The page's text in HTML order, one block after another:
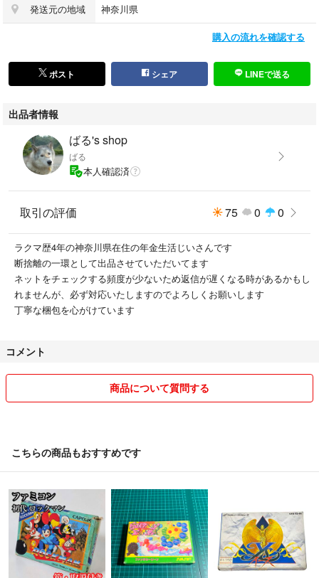
発送元の地域 神奈川県
購入の流れを確認する
ポスト シェア LINEで送る
出品者情報
ばる's shop
ばる
本人確認済
取引の評価 75 0 0
ラクマ歴4年の神奈川県在住の年金生活じいさんです
断捨離の一環として出品させていただいてます
ネットをチェックする頻度が少ないため返信が遅くなる時があるかもし
れませんが、必ず対応いたしますのでよろしくお願いします
丁寧な梱包を心がけています
コメント
商品について質問する
こちらの商品もおすすめです